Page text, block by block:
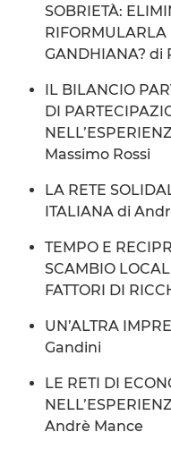
SOBRIETÀ:
RIFORMULARLA
GANDHIANA?
IL BILANCIO
DI
Massimo Rossi
LA RETE
ITALIANA di
TEMPO E
SCAMBIO
FATTORI DI
UN’ALTRA
Gandini
LE RETI DI
Andrè Mance